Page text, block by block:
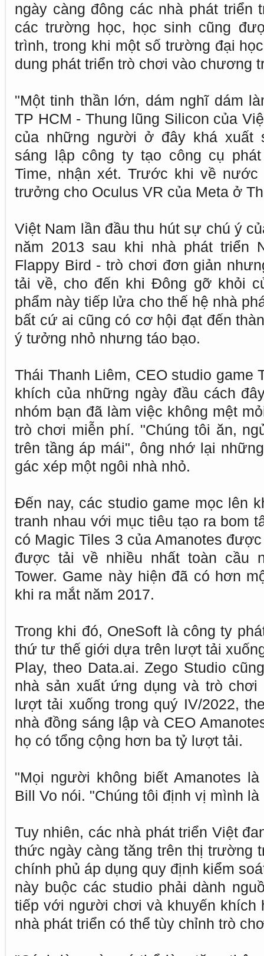
ngày càng đông các nhà phát triển
các trường học, học sinh cũng
trình, trong khi một số trường đại
dung phát triển trò chơi vào chương
"Một tinh thần lớn, dám nghĩ dám
TP HCM - Thung lũng Silicon của
của những người ở đây khá xuất
sáng lập công ty tạo công cụ
Time, nhận xét. Trước khi về
trưởng cho Oculus VR của Meta ở
Việt Nam lần đầu thu hút sự chú ý
năm 2013 sau khi nhà phát triển
Flappy Bird - trò chơi đơn giản
tải về, cho đến khi Đông gỡ khỏi
phẩm này tiếp lửa cho thế hệ nhà
bất cứ ai cũng có cơ hội đạt đến
ý tưởng nhỏ nhưng táo bạo.
Thái Thanh Liêm, CEO studio game
khích của những ngày đầu cách
nhóm bạn đã làm việc không mệt
trò chơi miễn phí. "Chúng tôi ăn,
trên tầng áp mái", ông nhớ lại
gác xép một ngôi nhà nhỏ.
Đến nay, các studio game mọc lên
tranh nhau với mục tiêu tạo ra bom
có Magic Tiles 3 của Amanotes
được tải về nhiều nhất toàn cầu
Tower. Game này hiện đã có hơn
khi ra mắt năm 2017.
Trong khi đó, OneSoft là công ty
thứ tư thế giới dựa trên lượt tải
Play, theo Data.ai. Zego Studio
nhà sản xuất ứng dụng và trò
lượt tải xuống trong quý IV/2022,
nhà đồng sáng lập và CEO
họ có tổng cộng hơn ba tỷ lượt tải.
"Mọi người không biết Amanotes
Bill Vo nói. "Chúng tôi định vị mình
Tuy nhiên, các nhà phát triển Việt
thức ngày càng tăng trên thị trường
chính phủ áp dụng quy định kiểm
này buộc các studio phải dành
tiếp với người chơi và khuyến khích
nhà phát triển có thể tùy chỉnh trò